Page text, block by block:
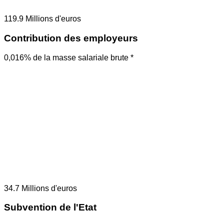
119.9 Millions d'euros
Contribution des employeurs
0,016% de la masse salariale brute *
34.7 Millions d'euros
Subvention de l'Etat